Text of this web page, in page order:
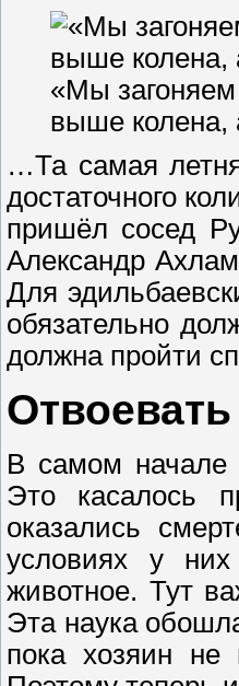
«Мы загоняем
выше колена,
…Та самая
достаточного
пришёл сосед
Александр
Для
обязательно
должна пройти
В самом начале
Это касалось
оказались
условиях у них
животное. Тут
Эта наука
пока хозяин